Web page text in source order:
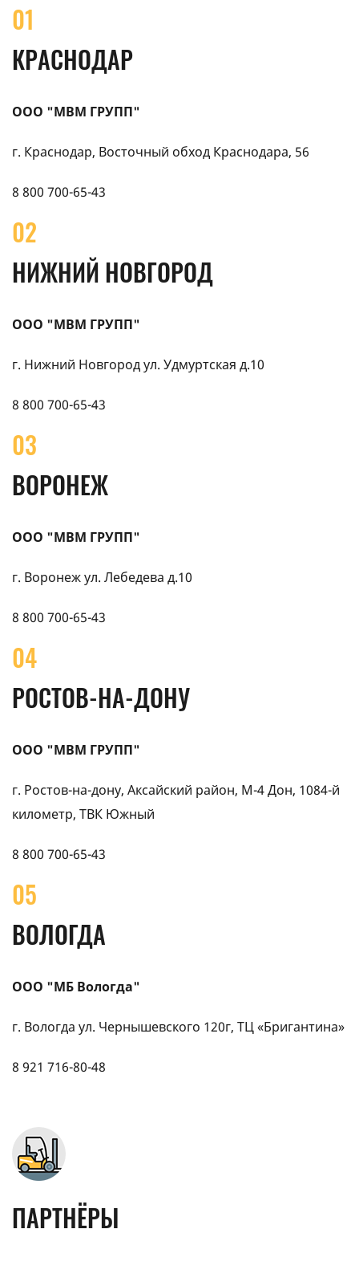
01
КРАСНОДАР
ООО "МВМ ГРУПП"
г. Краснодар, Восточный обход Краснодара, 56
8 800 700-65-43
02
НИЖНИЙ НОВГОРОД
ООО "МВМ ГРУПП"
г. Нижний Новгород ул. Удмуртская д.10
8 800 700-65-43
03
ВОРОНЕЖ
ООО "МВМ ГРУПП"
г. Воронеж ул. Лебедева д.10
8 800 700-65-43
04
РОСТОВ-НА-ДОНУ
ООО "МВМ ГРУПП"
г. Ростов-на-дону, Аксайский район, М-4 Дон, 1084-й
километр, ТВК Южный
8 800 700-65-43
05
ВОЛОГДА
ООО "МБ Вологда"
г. Вологда ул. Чернышевского 120г, ТЦ «Бригантина»
8 921 716-80-48
ПАРТНЁРЫ